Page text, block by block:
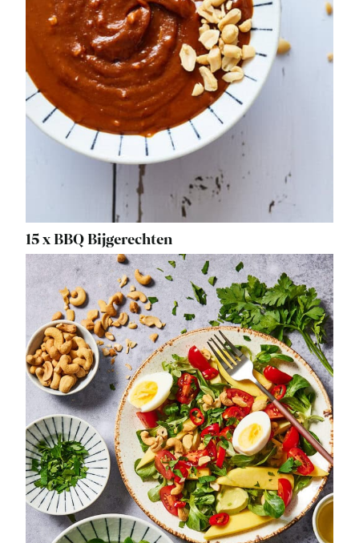
15 x BBQ Bijgerechten